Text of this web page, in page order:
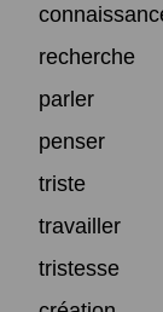
recherche
parler
penser
triste
travailler
tristesse